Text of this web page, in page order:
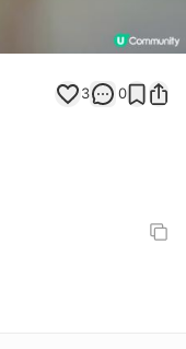
3 0